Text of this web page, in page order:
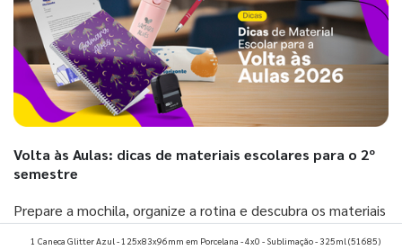
Volta às Aulas: dicas de materiais escolares para o 2º
semestre
Prepare a mochila, organize a rotina e descubra os materiais
que fazem toda diferença para começar o segundo
1 Caneca Glitter Azul - 125x83x96mm em Porcelana - 4x0 - Sublimação - 325ml (51685)